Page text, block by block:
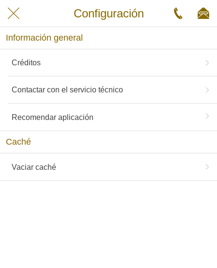
Configuración
Información general
Créditos
Contactar con el servicio técnico
Recomendar aplicación
Caché
Vaciar caché